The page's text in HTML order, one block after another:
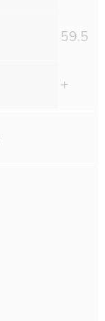
59.5
+